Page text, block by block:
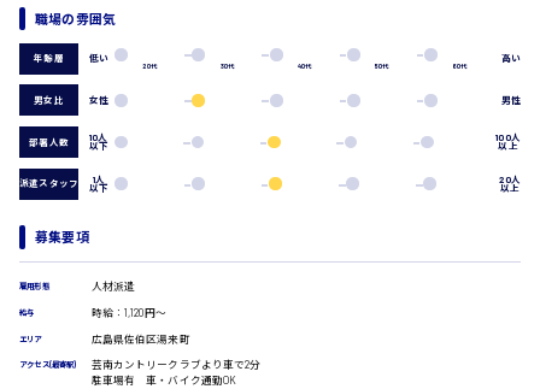
介護・医療系
医師
介護職
看護助手
オフィスワーク系
総務事務
経理事務
営業事務
広島市南区
広島市西区
広島市佐伯区
時給1300円～
時給1400円～
職場の雰囲気
年齢層 低い
20代 30代 40代 50代 60代
高い
男女比 女性 男性
部署人数 10人
以下
100人
以上
派遣スタッフ 1人
以下
20人
以上
募集要項
雇用形態 人材派遣
給与 時給：1,120円～
エリア 広島県佐伯区湯来町
アクセス(最寄駅)
芸南カントリークラブより車で2分
駐車場有 車・バイク通勤OK